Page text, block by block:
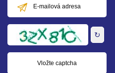
mailová
adresa
↻